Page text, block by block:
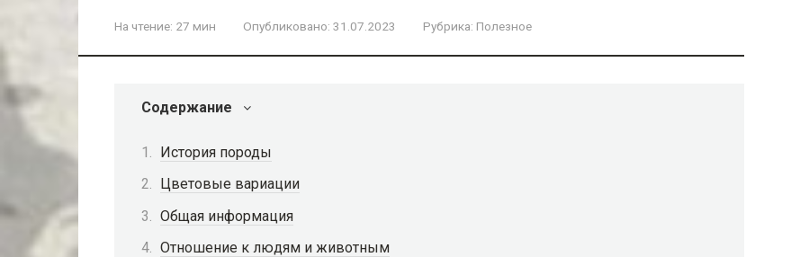
На чтение: 27 мин Опубликовано: 31.07.2023 Рубрика: Полезное
Содержание
История породы
Цветовые вариации
Общая информация
Отношение к людям и животным